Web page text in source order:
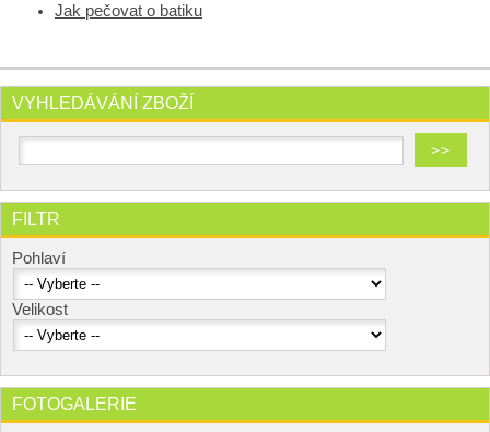
Jak pečovat o batiku
VYHLEDÁVÁNÍ ZBOŽÍ
FILTR
Pohlaví
Velikost
FOTOGALERIE